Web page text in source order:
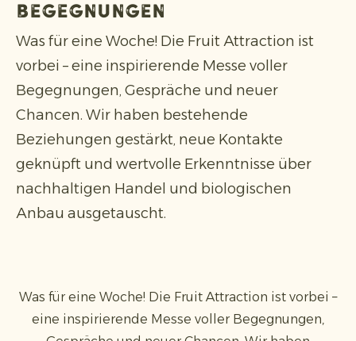
Begegnungen
Was für eine Woche! Die Fruit Attraction ist
vorbei – eine inspirierende Messe voller
Begegnungen, Gespräche und neuer
Chancen. Wir haben bestehende
Beziehungen gestärkt, neue Kontakte
geknüpft und wertvolle Erkenntnisse über
nachhaltigen Handel und biologischen
Anbau ausgetauscht.
Was für eine Woche! Die Fruit Attraction ist vorbei –
eine inspirierende Messe voller Begegnungen,